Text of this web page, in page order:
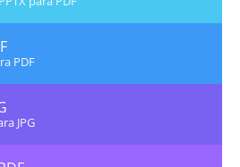
PDF
JPG